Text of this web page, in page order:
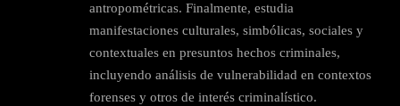
antropométricas. Finalmente, estudia
manifestaciones culturales, simbólicas, sociales y
contextuales en presuntos hechos criminales,
incluyendo análisis de vulnerabilidad en contextos
forenses y otros de interés criminalístico.